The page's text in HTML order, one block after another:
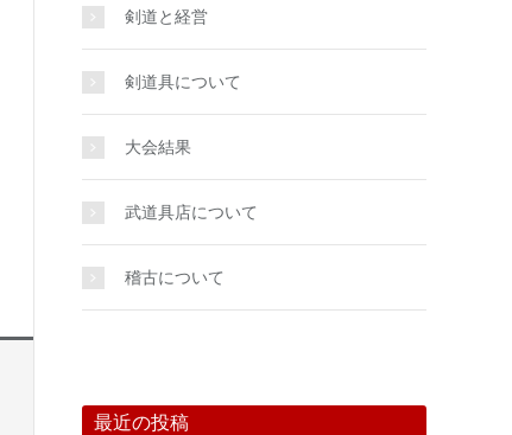
剣道と経営
剣道具について
大会結果
武道具店について
稽古について
最近の投稿